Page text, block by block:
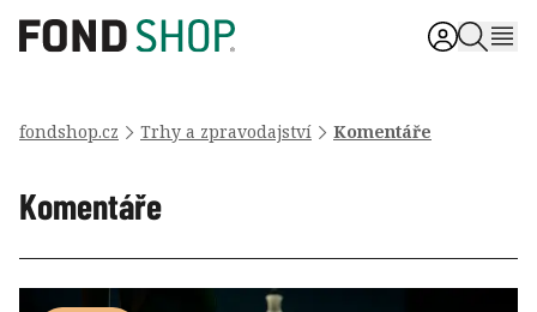
fondshop.cz Trhy a zpravodajství Komentáře
Komentáře